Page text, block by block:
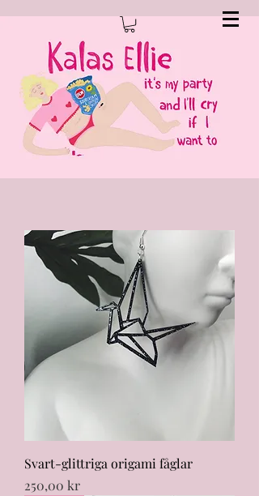
Svart-glittriga origami fåglar
Pris
250,00 kr